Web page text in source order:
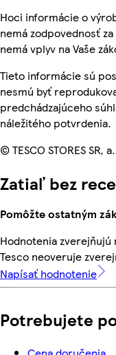
Hoci informácie o
nemá zodpovednosť
nemá vplyv na Vaše
Tieto informácie sú
nesmú byť
predchádzajúceho
náležitého potvrdenia.
© TESCO STORES SR,
Zatiaľ bez
Pomôžte ostatným
Hodnotenia zverejňujú
Tesco neoveruje
Napísať hodnotenie
Potrebujete